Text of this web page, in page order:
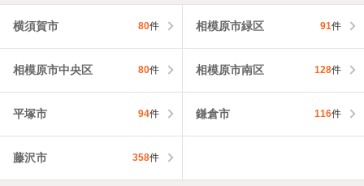
横須賀市 80件 相模原市緑区 91件
相模原市中央区 80件 相模原市南区 128件
平塚市 94件 鎌倉市 116件
藤沢市 358件